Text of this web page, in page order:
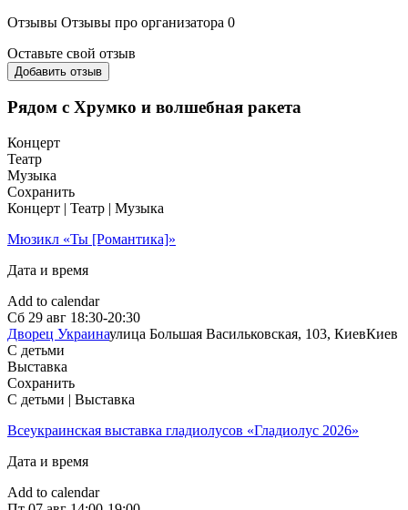
Отзывы Отзывы про организатора 0
Оставьте свой отзыв
Добавить отзыв
Рядом с Хрумко и волшебная ракета
Концерт
Театр
Музыка
Сохранить
Концерт | Театр | Музыка
Мюзикл «Ты [Романтика]»
Дата и время
Add to calendar
Сб 29 авг 18:30-20:30
Дворец Украинаулица Большая Васильковская, 103, КиевКиев
С детьми
Выставка
Сохранить
С детьми | Выставка
Всеукраинская выставка гладиолусов «Гладиолус 2026»
Дата и время
Add to calendar